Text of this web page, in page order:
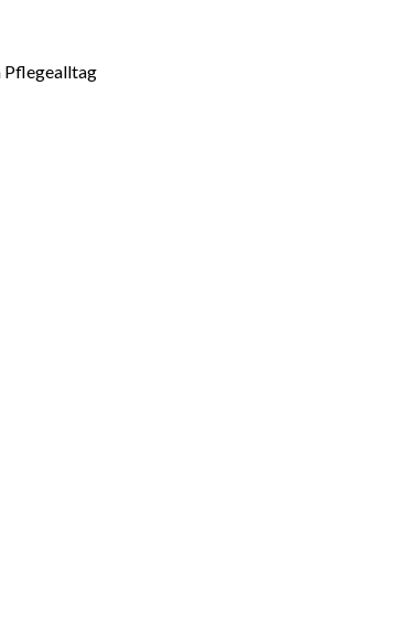
Pflegealltag